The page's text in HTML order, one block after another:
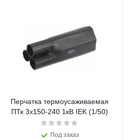
Перчатка термоусаживаемая
ПТк 3х150-240 1кВ IEK (1/50)
Под заказ